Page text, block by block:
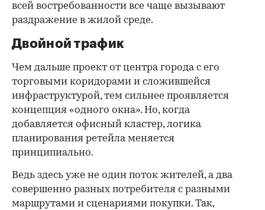
всей востребованности все чаще вызывают
раздражение в жилой среде.
Двойной трафик
Чем дальше проект от центра города с его
торговыми коридорами и сложившейся
инфраструктурой, тем сильнее проявляется
концепция «одного окна». Но, когда
добавляется офисный кластер, логика
планирования ретейла меняется
принципиально.
Ведь здесь уже не один поток жителей, а два
совершенно разных потребителя с разными
маршрутами и сценариями покупки. Так,